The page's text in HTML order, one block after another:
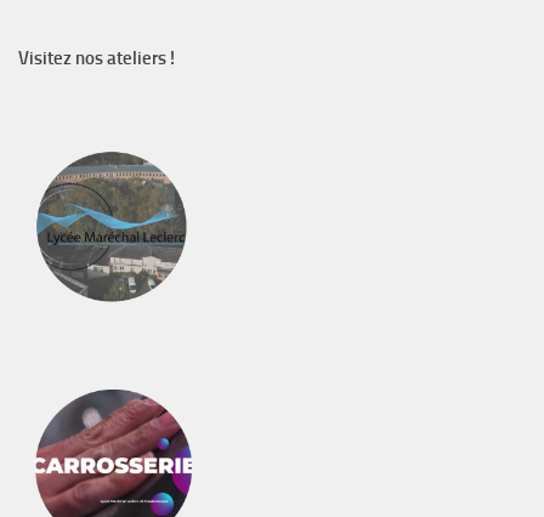
Visitez nos ateliers !